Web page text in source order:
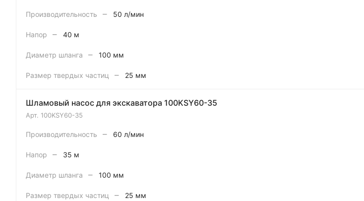
Производительность – 50 л/мин
Напор – 40 м
Диаметр шланга – 100 мм
Размер твердых частиц – 25 мм
Шламовый насос для экскаватора 100KSY60-35
Арт. 100KSY60-35
Производительность – 60 л/мин
Напор – 35 м
Диаметр шланга – 100 мм
Размер твердых частиц – 25 мм